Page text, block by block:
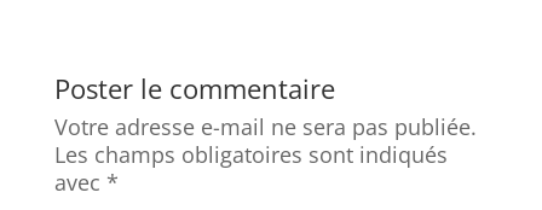
Poster le commentaire
Votre adresse e-mail ne sera pas publiée.
Les champs obligatoires sont indiqués
avec *